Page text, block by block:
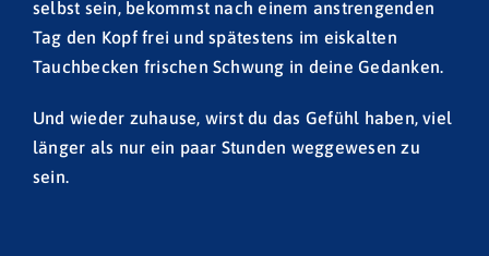
selbst sein, bekommst nach einem anstrengenden
Tag den Kopf frei und spätestens im eiskalten
Tauchbecken frischen Schwung in deine Gedanken.
Und wieder zuhause, wirst du das Gefühl haben, viel
länger als nur ein paar Stunden weggewesen zu
sein.